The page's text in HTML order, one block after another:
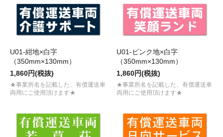
U01-紺地×白字
（350mm×130mm）
1,860円(税抜)
★事業所名を記載した、有償運送車
両用にご使用頂けます★
U01-ピンク地×白字
（350mm×130mm）
1,860円(税抜)
★事業所名を記載した、有償運送車
両用にご使用頂けます★